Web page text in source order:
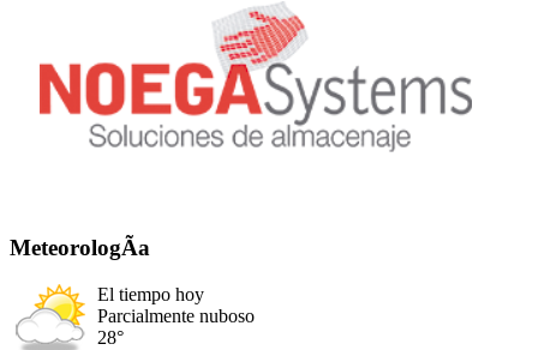
MeteorologÃ­a
El tiempo hoy
Parcialmente nuboso
28°